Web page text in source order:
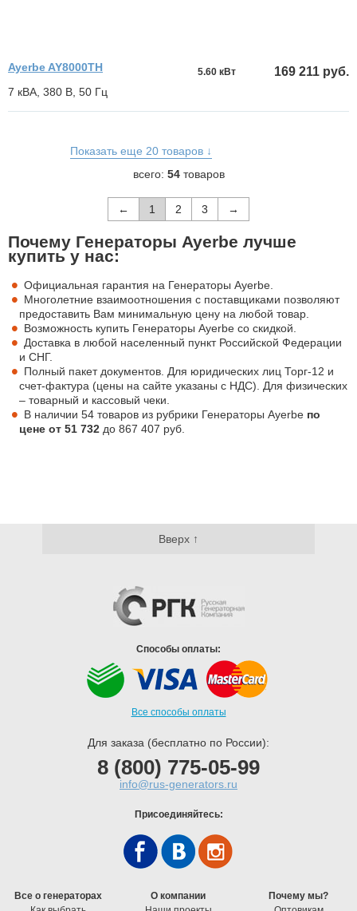
Ayerbe AY8000TH
7 кВА, 380 В, 50 Гц
169 211 руб.
5.60 кВт
Показать еще 20 товаров ↓
всего: 54товаров
← 1 2 3 →
Почему Генераторы Ayerbe лучше
купить у нас:
Официальная гарантия на Генераторы Ayerbe.
Многолетние взаимоотношения с поставщиками позволяют
предоставить Вам минимальную цену на любой товар.
Возможность купить Генераторы Ayerbe со скидкой.
Доставка в любой населенный пункт Российской Федерации
и СНГ.
Полный пакет документов. Для юридических лиц Торг-12 и
счет-фактура (цены на сайте указаны с НДС). Для физических
– товарный и кассовый чеки.
В наличии 54 товаров из рубрики Генераторы Ayerbe по
цене от 51 732 до 867 407 руб.
Вверх ↑
Способы оплаты:
Все способы оплаты
Для заказа (бесплатно по России):
8 (800) 775-05-99
info@rus-generators.ru
Присоединяйтесь:
Все о генераторах
О компании
Почему мы?